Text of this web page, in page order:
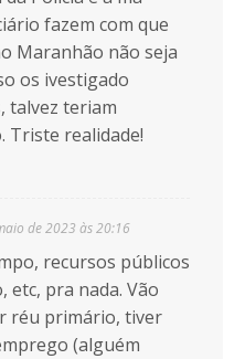
fazem com que
Maranhão não seja
os ivestigado
talvez teriam
Triste realidade!
de 2023 às 20:16
recursos públicos
etc, pra nada. Vão
réu primário, tiver
(alguém